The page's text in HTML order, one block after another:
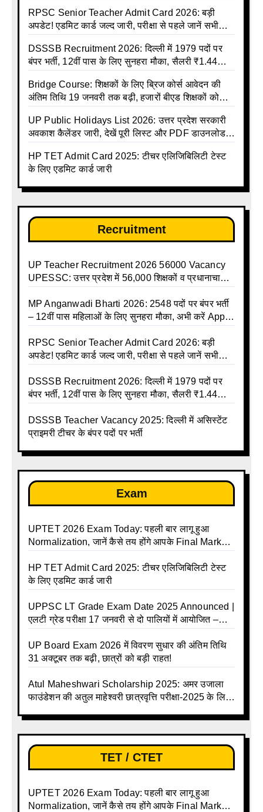
RPSC Senior Teacher Admit Card 2026: बड़ी
अपडेट! एडमिट कार्ड जल्द जारी, परीक्षा से पहले जानें सभी
DSSSB Recruitment 2026: दिल्ली में 1979 पदों पर
बंपर भर्ती, 12वीं पास के लिए सुनहरा मौका, सैलरी ₹1.44
Bridge Course: शिक्षकों के लिए ब्रिज कोर्स आवेदन की
अंतिम तिथि 19 जनवरी तक बढ़ी, हजारों बीएड शिक्षकों को
UP Public Holidays List 2026: उत्तर प्रदेश सरकारी
अवकाश कैलेंडर जारी, देखें पूरी लिस्ट और PDF डाउनलोड
talika | Sarkari Avkash Talika | Up Holidays List |
Holidays Calendar
HP TET Admit Card 2025: टीचर एलिजिबिलिटी टेस्ट
के लिए एडमिट कार्ड जारी
Recruitment
UP Teacher Recruitment 2026 56000 Vacancy
UPESSC: उत्तर प्रदेश में 56,000 शिक्षकों व प्रधानाचार्यों
MP Anganwadi Bharti 2026: 2548 पदों पर बंपर भर्ती
– 12वीं पास महिलाओं के लिए सुनहरा मौका, अभी करें Apply
RPSC Senior Teacher Admit Card 2026: बड़ी
अपडेट! एडमिट कार्ड जल्द जारी, परीक्षा से पहले जानें सभी
DSSSB Recruitment 2026: दिल्ली में 1979 पदों पर
बंपर भर्ती, 12वीं पास के लिए सुनहरा मौका, सैलरी ₹1.44
DSSSB Teacher Vacancy 2025: दिल्ली में असिस्टेंट
प्राइमरी टीचर के बंपर पदों पर भर्ती
Exam
UPTET 2026 Exam Today: पहली बार लागू हुआ
Normalization, जानें कैसे तय होंगे आपके Final Marks
HP TET Admit Card 2025: टीचर एलिजिबिलिटी टेस्ट
के लिए एडमिट कार्ड जारी
UPPSC LT Grade Exam Date 2025 Announced |
एलटी ग्रेड परीक्षा 17 जनवरी से दो पालियों में आयोजित –
UP Board Exam 2026 में विवरण सुधार की अंतिम तिथि
31 अक्टूबर तक बढ़ी, छात्रों को बड़ी राहत!
Atul Maheshwari Scholarship 2025: अमर उजाला
फाउंडेशन की अतुल माहेश्वरी छात्रवृत्ति परीक्षा-2025 के लिए
TET / CTET
UPTET 2026 Exam Today: पहली बार लागू हुआ
Normalization, जानें कैसे तय होंगे आपके Final Marks